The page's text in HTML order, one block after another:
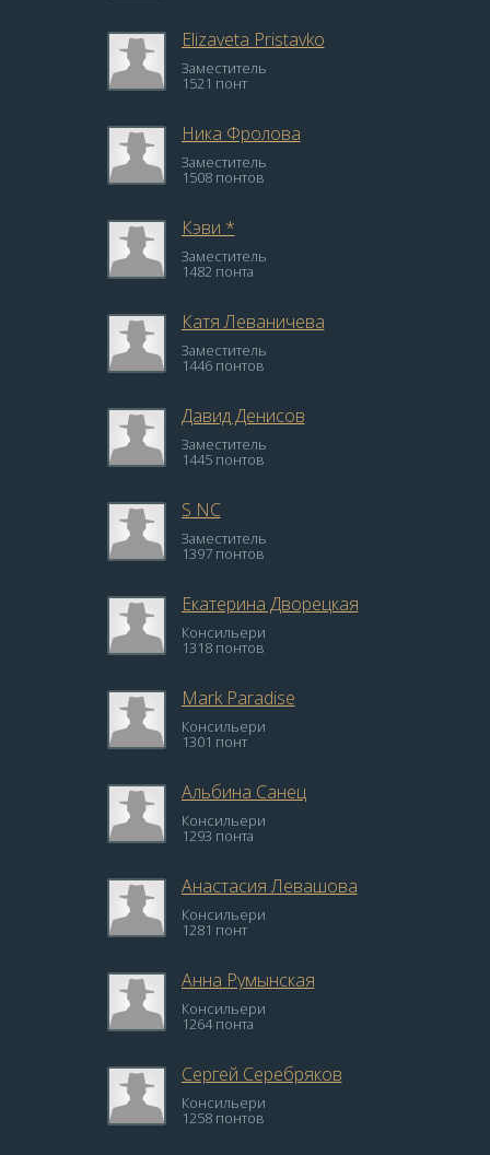
Elizaveta Pristavko
Заместитель
1521 понт
Ника Фролова
Заместитель
1508 понтов
Кэви *
Заместитель
1482 понта
Катя Леваничева
Заместитель
1446 понтов
Давид Денисов
Заместитель
1445 понтов
S NC
Заместитель
1397 понтов
Екатерина Дворецкая
Консильери
1318 понтов
Mark Paradise
Консильери
1301 понт
Альбина Санец
Консильери
1293 понта
Анастасия Левашова
Консильери
1281 понт
Анна Румынская
Консильери
1264 понта
Сергей Серебряков
Консильери
1258 понтов